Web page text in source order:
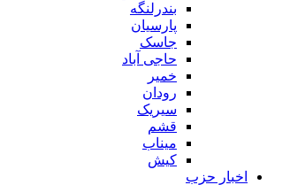
بندرلنگه
پارسیان
جاسک
حاجی آباد
خمیر
رودان
سیریک
قشم
میناب
کیش
اخبار حزب